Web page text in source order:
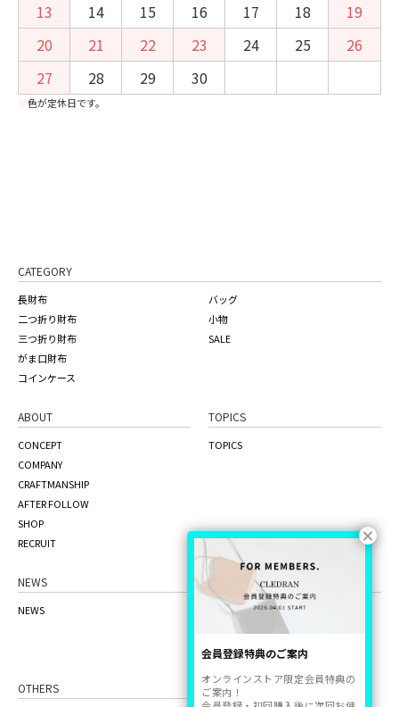
13
14 15 16 17 18
19
20
21 22 23 24 25
26
27
28 29 30
色が定休日です。
CATEGORY
長財布
二つ折り財布
三つ折り財布
がま口財布
コインケース
バッグ
小物
SALE
ABOUT
CONCEPT
COMPANY
CRAFTMANSHIP
AFTER FOLLOW
SHOP
RECRUIT
TOPICS
TOPICS
NEWS
NEWS
ONLINE STORE
the craft factory
品質管理について
ご利用ガイド
OTHERS
会員登録特典のご案内
オンラインストア限定会員特典の
ご案内！